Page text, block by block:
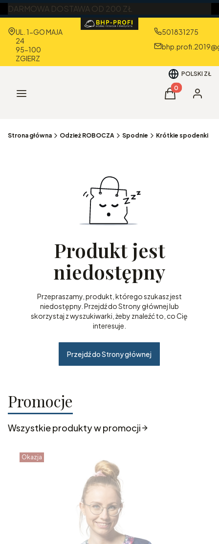
DARMOWA DOSTAWA OD 200 ZŁ
Adres:
UL. 1-GO MAJA
24
95-100
ZGIERZ
501831275
POLSKI ZŁ
Menu Produkty w
Koszyk
Strona główna Odzież ROBOCZA Spodnie Krótkie spodenki
Produkt jest
niedostępny
Przepraszamy, produkt, którego szukasz jest
niedostępny. Przejdź do Strony głównej lub
skorzystaj z wyszukiwarki, żeby znaleźć to, co Cię
interesuje.
Przejdź do Strony głównej
Promocje
Wszystkie produkty w promocji
Okazja